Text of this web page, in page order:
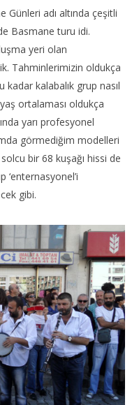
adı altında çeşitli
Basmane turu idi.
yeri olan
Tahminlerimizin oldukça
kadar kalabalık grup nasıl
ortalaması oldukça
yarı profesyonel
görmediğim modelleri
bir 68 kuşağı hissi de
‘enternasyonel’i
gibi.